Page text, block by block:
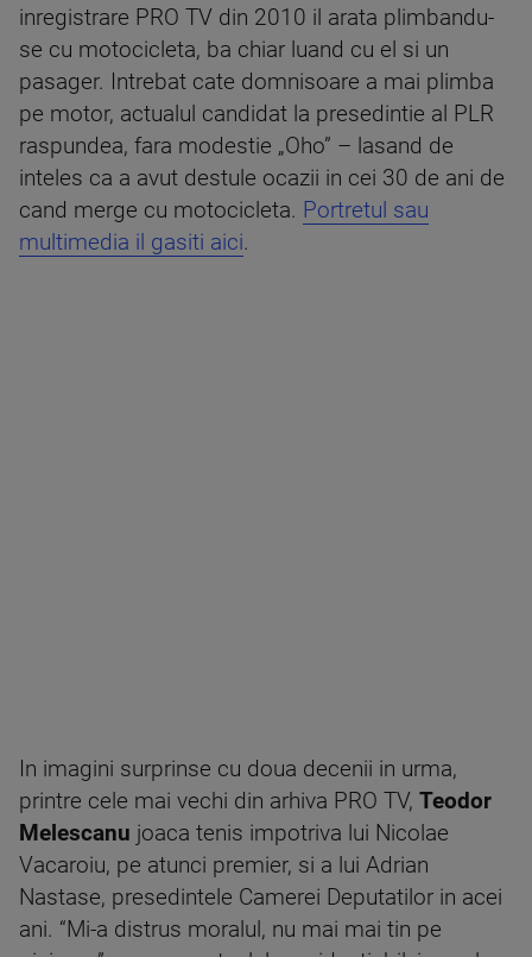
inregistrare PRO TV din 2010 il arata plimbandu-
se cu motocicleta, ba chiar luand cu el si un
pasager. Intrebat cate domnisoare a mai plimba
pe motor, actualul candidat la presedintie al PLR
raspundea, fara modestie „Oho” – lasand de
inteles ca a avut destule ocazii in cei 30 de ani de
cand merge cu motocicleta. Portretul sau
multimedia il gasiti aici.
In imagini surprinse cu doua decenii in urma,
printre cele mai vechi din arhiva PRO TV, Teodor
Melescanu joaca tenis impotriva lui Nicolae
Vacaroiu, pe atunci premier, si a lui Adrian
Nastase, presedintele Camerei Deputatilor in acei
ani. “Mi-a distrus moralul, nu mai mai tin pe